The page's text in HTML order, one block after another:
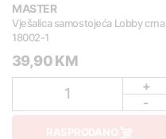
MASTER
Vješalica samostojeća Lobby crna
18002-1
39,90 KM
1
+
-
RASPRODANO